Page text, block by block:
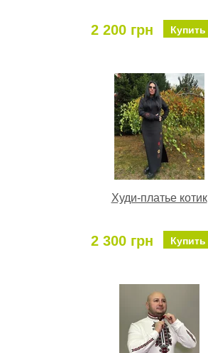
2 200 грн Купить
Худи-платье котик
2 300 грн Купить